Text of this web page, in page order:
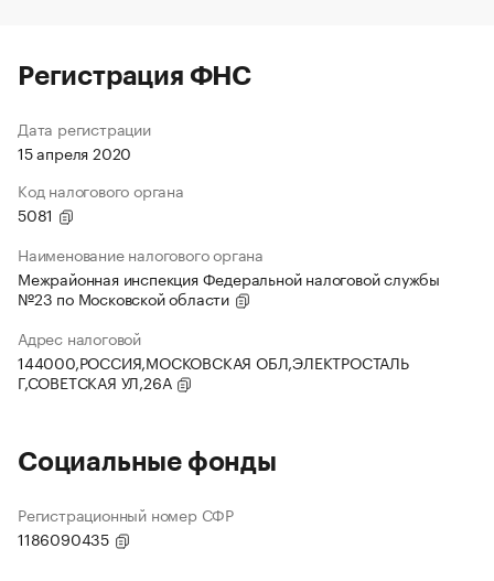
Регистрация ФНС
Дата регистрации
15 апреля 2020
Код налогового органа
5081
Наименование налогового органа
Межрайонная инспекция Федеральной налоговой службы
№23 по Московской области
Адрес налоговой
144000,РОССИЯ,МОСКОВСКАЯ ОБЛ,ЭЛЕКТРОСТАЛЬ
Г,СОВЕТСКАЯ УЛ,26А
Социальные фонды
Регистрационный номер СФР
1186090435